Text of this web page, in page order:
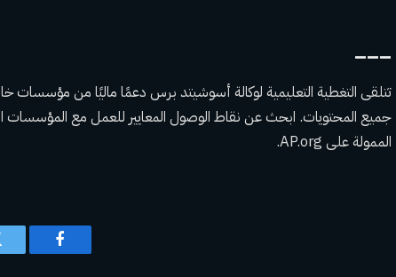
جميع المحتويات. ابحث عن نقاط الوصول المعايير للعمل مع المؤسسات
الممولة على AP.org
.
فيسبوك